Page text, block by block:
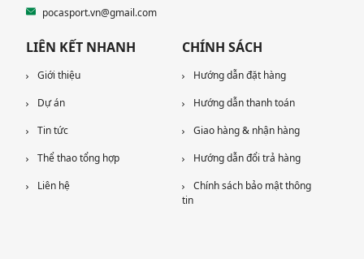
pocasport.vn@gmail.com
LIÊN KẾT NHANH
Giới thiệu
Dự án
Tin tức
Thể thao tổng hợp
Liên hệ
CHÍNH SÁCH
Hướng dẫn đặt hàng
Hướng dẫn thanh toán
Giao hàng & nhận hàng
Hướng dẫn đổi trả hàng
Chính sách bảo mật thông
tin